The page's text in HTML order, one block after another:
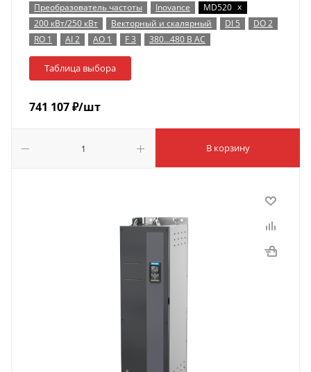
Преобразователь частоты Inovance MD520 x
200 кВт/250 кВт
Векторный и скалярный DI 5
DO 2
RO 1
AI 2 AO 1 F 3 380…480 В AC
Таблица выбора
741 107₽/шт
В корзину